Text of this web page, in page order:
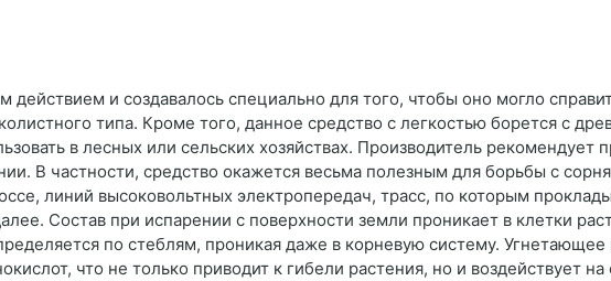
действием и создавалось специально для того, чтобы оно могло
типа. Кроме того, данное средство с легкостью борется с
в лесных или сельских хозяйствах. Производитель рекомендует
В частности, средство окажется весьма полезным для борьбы с
линий высоковольтных электропередач, трасс, по которым
Состав при испарении с поверхности земли проникает в клетки
по стеблям, проникая даже в корневую систему. Угнетающее
что не только приводит к гибели растения, но и воздействует